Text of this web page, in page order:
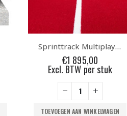
Demo Sprinttrack Multiplay PRO 10x2m Rood
995,00 Oorspronkelijke
prijs
was:
€995,00.
€895,00
prijs
is:
Excl. BTW per stuk
TOEVOEGEN AAN WINKELWAGEN